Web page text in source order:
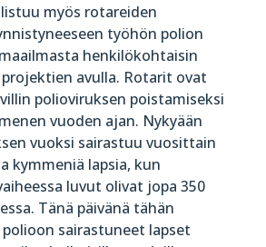
myös rotareiden
työhön polion
henkilökohtaisin
avulla. Rotarit ovat
polioviruksen poistamiseksi
vuoden ajan. Nykyään
vuoksi sairastuu vuosittain
kymmeniä lapsia, kun
luvut olivat jopa 350
Tänä päivänä tähän
sairastuneet lapset